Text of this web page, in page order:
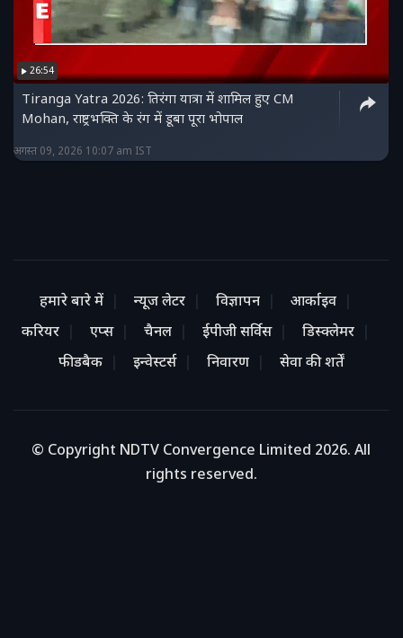
26:54
Tiranga Yatra 2026: तिरंगा यात्रा में शामिल हुए CM
Mohan, राष्ट्रभक्ति के रंग में डूबा पूरा भोपाल
अगस्त 09, 2026 10:07 am IST
हमारे बारे में न्यूज लेटर विज्ञापन
आर्काइव
करियर
एप्स चैनल ईपीजी सर्विस
डिस्क्लेमर
फीडबैक
इन्वेस्टर्स निवारण सेवा की शर्तें
© Copyright NDTV Convergence Limited 2026. All
rights reserved.